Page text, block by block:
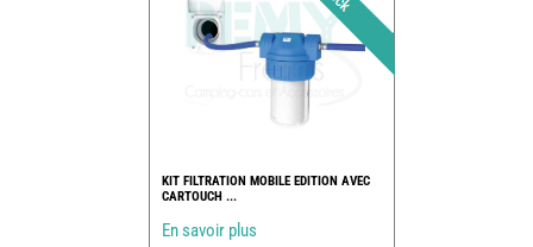
KIT FILTRATION MOBILE EDITION AVEC
CARTOUCH ...
En savoir plus